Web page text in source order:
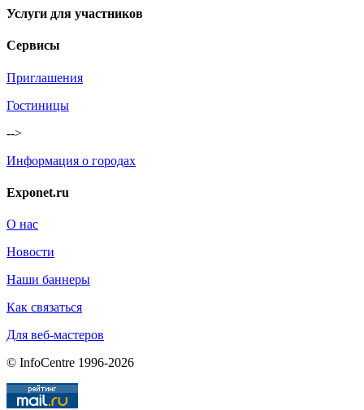
Услуги для участников
Сервисы
Приглашения
Гостиницы
-->
Информация о городах
Exponet.ru
О нас
Новости
Наши баннеры
Как связаться
Для веб-мастеров
© InfoCentre 1996-2026